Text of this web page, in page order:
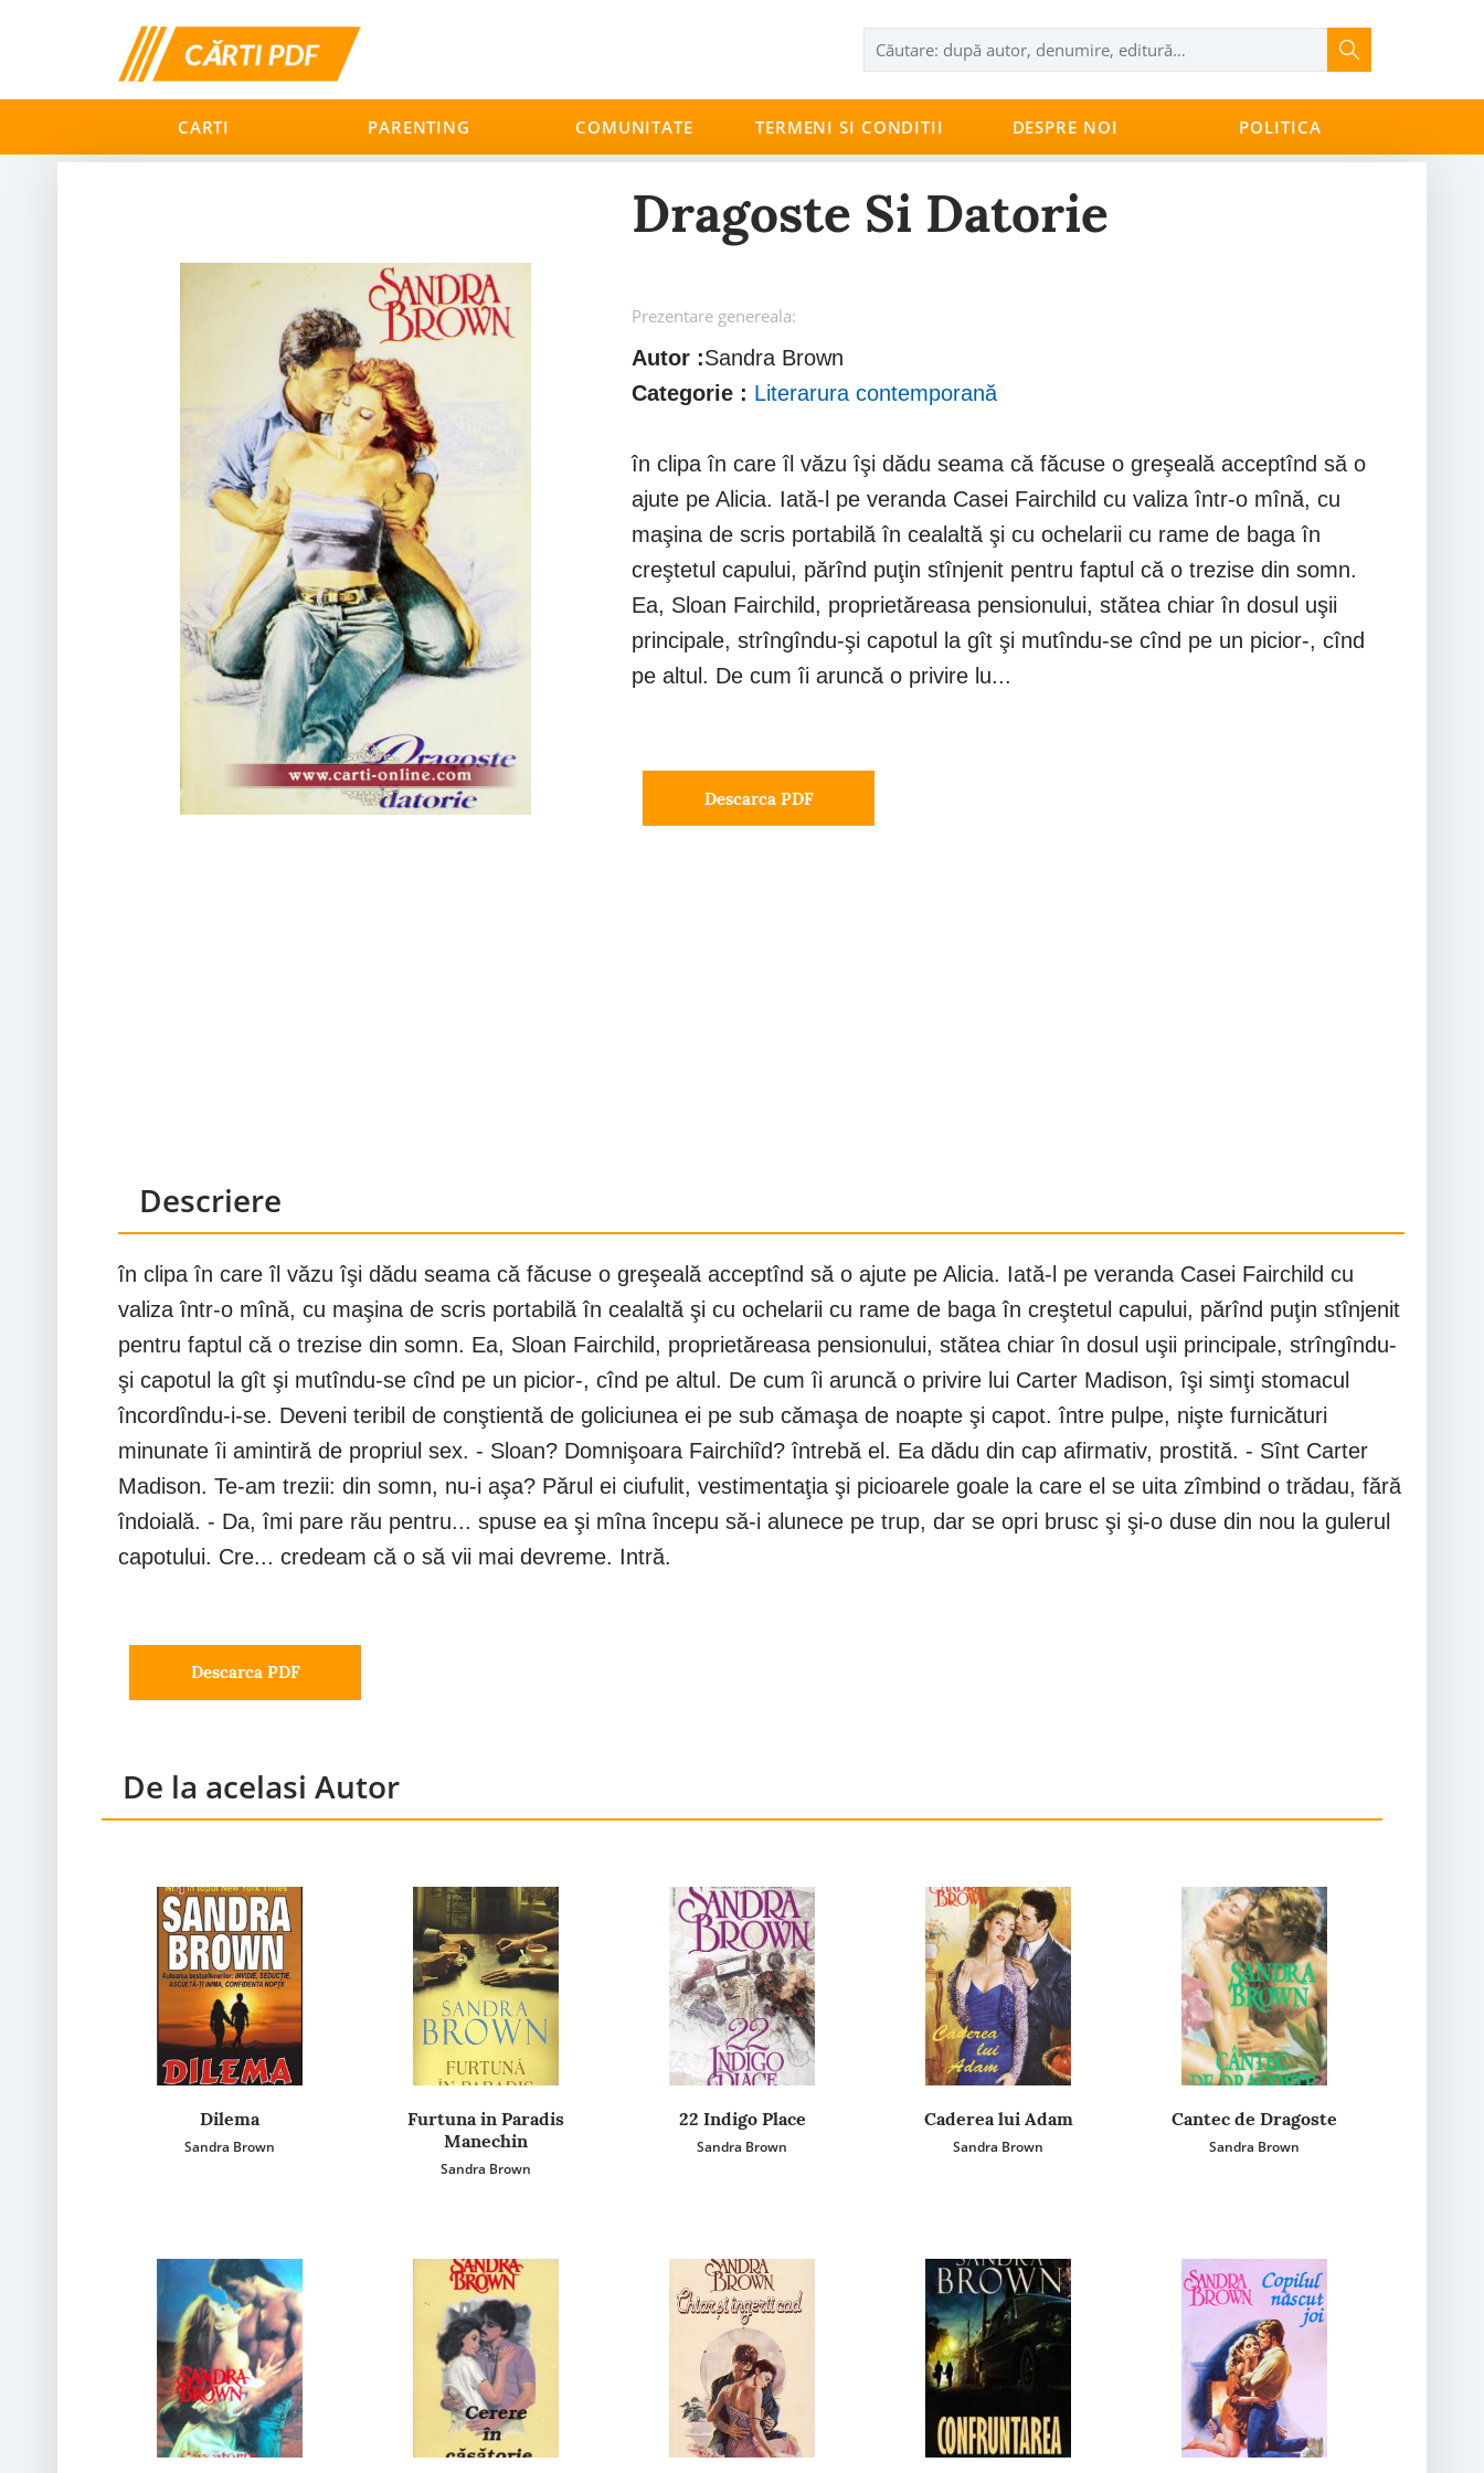
CARTI PARENTING COMUNITATE TERMENI SI CONDITII DESPRE NOI POLITICA
Dragoste Si Datorie
Prezentare genereala:
Autor :Sandra Brown
Categorie : Literarura contemporană
în clipa în care îl văzu îşi dădu seama că făcuse o greşeală acceptînd să o
ajute pe Alicia. Iată-l pe veranda Casei Fairchild cu valiza într-o mînă, cu
maşina de scris portabilă în cealaltă şi cu ochelarii cu rame de baga în
creştetul capului, părînd puţin stînjenit pentru faptul că o trezise din somn.
Ea, Sloan Fairchild, proprietăreasa pensionului, stătea chiar în dosul uşii
principale, strîngîndu-şi capotul la gît şi mutîndu-se cînd pe un picior-, cînd
pe altul. De cum îi aruncă o privire lu...
Descarca PDF
Descriere
în clipa în care îl văzu îşi dădu seama că făcuse o greşeală acceptînd să o ajute pe Alicia. Iată-l pe veranda Casei Fairchild cu
valiza într-o mînă, cu maşina de scris portabilă în cealaltă şi cu ochelarii cu rame de baga în creştetul capului, părînd puţin stînjenit
pentru faptul că o trezise din somn. Ea, Sloan Fairchild, proprietăreasa pensionului, stătea chiar în dosul uşii principale, strîngîndu-
şi capotul la gît şi mutîndu-se cînd pe un picior-, cînd pe altul. De cum îi aruncă o privire lui Carter Madison, îşi simţi stomacul
încordîndu-i-se. Deveni teribil de conştientă de goliciunea ei pe sub cămaşa de noapte şi capot. între pulpe, nişte furnicături
minunate îi amintiră de propriul sex. - Sloan? Domnişoara Fairchiîd? întrebă el. Ea dădu din cap afirmativ, prostită. - Sînt Carter
Madison. Te-am trezii: din somn, nu-i aşa? Părul ei ciufulit, vestimentaţia şi picioarele goale la care el se uita zîmbind o trădau, fără
îndoială. - Da, îmi pare rău pentru... spuse ea şi mîna începu să-i alunece pe trup, dar se opri brusc şi şi-o duse din nou la gulerul
capotului. Cre... credeam că o să vii mai devreme. Intră.
Descarca PDF
De la acelasi Autor
Dilema
Sandra Brown
Furtuna in Paradis
Manechin
Sandra Brown
22 Indigo Place
Sandra Brown
Caderea lui Adam
Sandra Brown
Cantec de Dragoste
Sandra Brown